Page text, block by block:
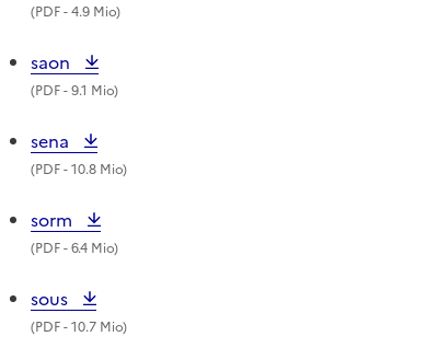
(PDF- 4.9 Mio)
saon
(PDF- 9.1 Mio)
sena
(PDF- 10.8 Mio)
sorm
(PDF- 6.4 Mio)
sous
(PDF- 10.7 Mio)